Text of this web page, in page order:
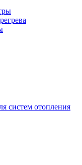
систем отопления